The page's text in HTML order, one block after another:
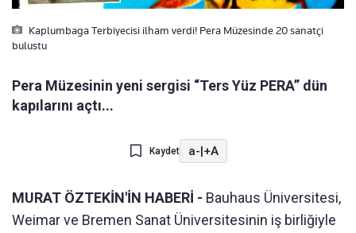
Kaplumbaga Terbiyecisi ilham verdi! Pera Müzesinde 20 sanatçi
bulustu
Pera Müzesinin yeni sergisi “Ters Yüz PERA” dün
kapılarını açtı...
Kaydet a-|+A
MURAT ÖZTEKİN'İN HABERİ - Bauhaus Üniversitesi,
Weimar ve Bremen Sanat Üniversitesinin iş birliğiyle